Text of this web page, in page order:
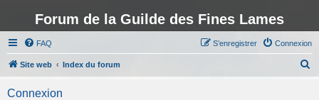
Forum de la Guilde des Fines Lames
FAQ Connexion
S’enregistrer
Site web Index du forum
Connexion